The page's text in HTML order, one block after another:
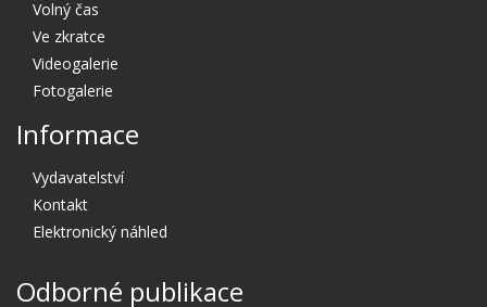
Volný čas
Ve zkratce
Videogalerie
Fotogalerie
Informace
Vydavatelství
Kontakt
Elektronický náhled
Odborné publikace